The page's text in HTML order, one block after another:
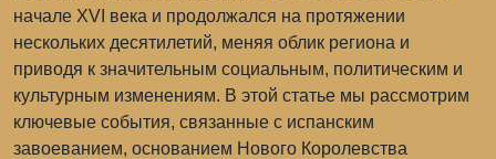
начале XVI века и продолжался на протяжении
нескольких десятилетий, меняя облик региона и
приводя к значительным социальным, политическим и
культурным изменениям. В этой статье мы рассмотрим
ключевые события, связанные с испанским
завоеванием, основанием Нового Королевства